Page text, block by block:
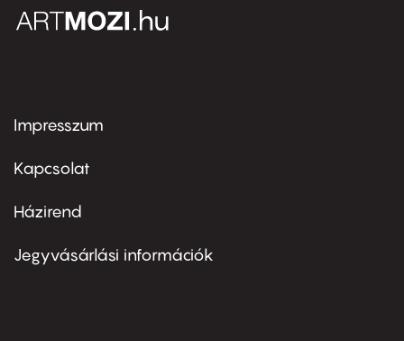
Footer
first
Impresszum
Kapcsolat
Footer
second
Házirend
Jegyvásárlási információk